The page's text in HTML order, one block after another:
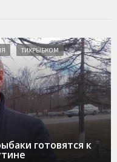
готовятся к
ТИХРЫБКОМ